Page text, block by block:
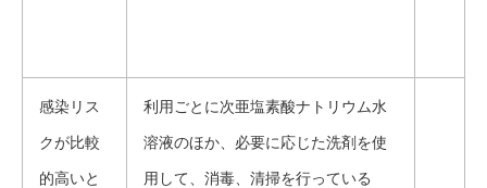
感染リス
クが比較
的高いと
利用ごとに次亜塩素酸ナトリウム水
溶液のほか、必要に応じた洗剤を使
用して、消毒、清掃を行っている